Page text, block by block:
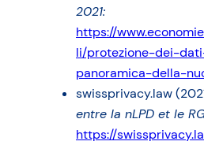
2021:
https://
li/protezione-dei-
panoramica-della-
swissprivacy.law
entre la nLPD et le
https://